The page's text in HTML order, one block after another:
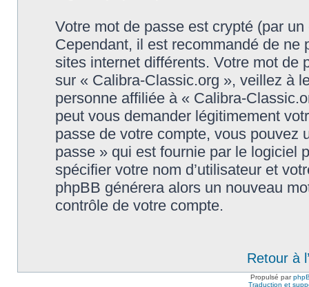
Votre mot de passe est crypté (par
Cependant, il est recommandé de
sites internet différents. Votre mot de
sur « Calibra-Classic.org », veillez à
personne affiliée à « Calibra-
peut vous demander légitimement
passe de votre compte, vous pouvez
passe » qui est fournie par le logiciel
spécifier votre nom d’utilisateur et
phpBB générera alors un nouveau
contrôle de votre compte.
Retour à
Propulsé par
Traduction et